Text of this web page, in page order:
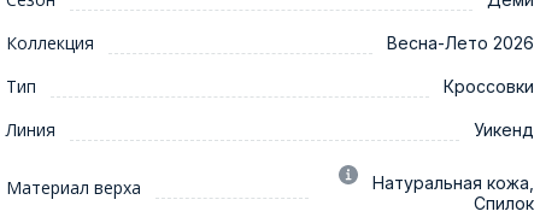
Коллекция Весна-Лето 2026
Тип Кроссовки
Линия Уикенд
Материал верха
Натуральная кожа,
Спилок